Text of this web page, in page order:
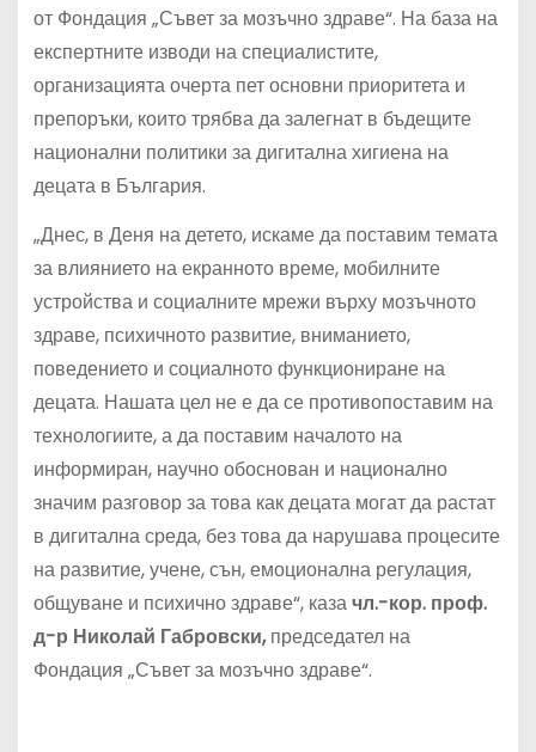
от Фондация „Съвет за мозъчно здраве“. На база на
експертните изводи на специалистите,
организацията очерта пет основни приоритета и
препоръки, които трябва да залегнат в бъдещите
национални политики за дигитална хигиена на
децата в България.
„Днес, в Деня на детето, искаме да поставим темата
за влиянието на екранното време, мобилните
устройства и социалните мрежи върху мозъчното
здраве, психичното развитие, вниманието,
поведението и социалното функциониране на
децата. Нашата цел не е да се противопоставим на
технологиите, а да поставим началото на
информиран, научно обоснован и национално
значим разговор за това как децата могат да растат
в дигитална среда, без това да нарушава процесите
на развитие, учене, сън, емоционална регулация,
общуване и психично здраве“, казачл.-кор. проф.
д-р Николай Габровски,председател на
Фондация „Съвет за мозъчно здраве“.